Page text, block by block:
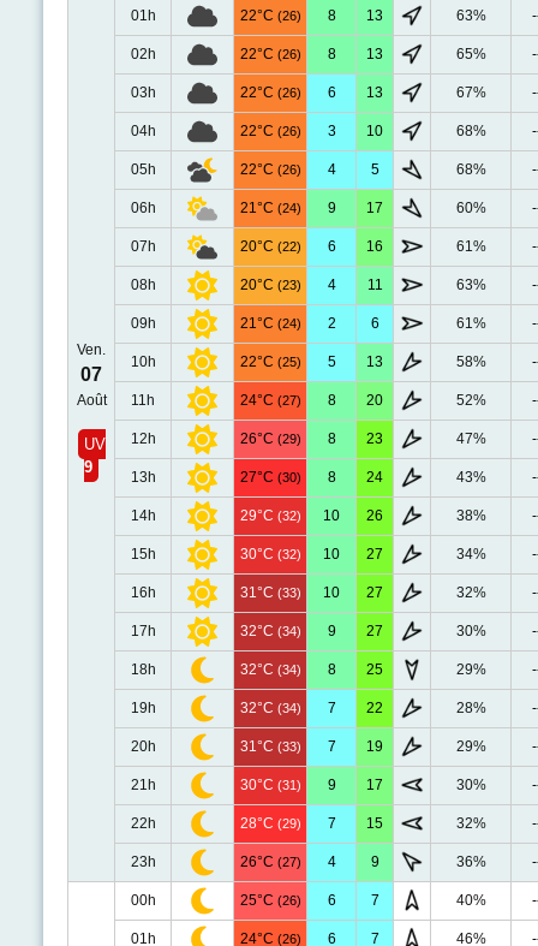
Ven.
07
Août
UV
9
01h 22°C (26) 8 13 63%
02h 22°C (26) 8 13 65%
03h 22°C (26) 6 13 67%
04h 22°C (26) 3 10 68%
05h 22°C (26) 4 5 68%
06h 21°C (24) 9 17 60%
07h 20°C (22) 6 16 61%
08h 20°C (23) 4 11 63%
09h 21°C (24) 2 6 61%
10h 22°C (25) 5 13 58%
11h 24°C (27) 8 20 52%
12h 26°C (29) 8 23 47%
13h 27°C (30) 8 24 43%
14h 29°C (32) 10 26 38%
15h 30°C (32) 10 27 34%
16h 31°C (33) 10 27 32%
17h 32°C (34) 9 27 30%
18h 32°C (34) 8 25 29%
19h 32°C (34) 7 22 28%
20h 31°C (33) 7 19 29%
21h 30°C (31) 9 17 30%
22h 28°C (29) 7 15 32%
23h 26°C (27) 4 9 36%
00h 25°C (26) 6 7 40%
01h 24°C (26) 6 7 46%